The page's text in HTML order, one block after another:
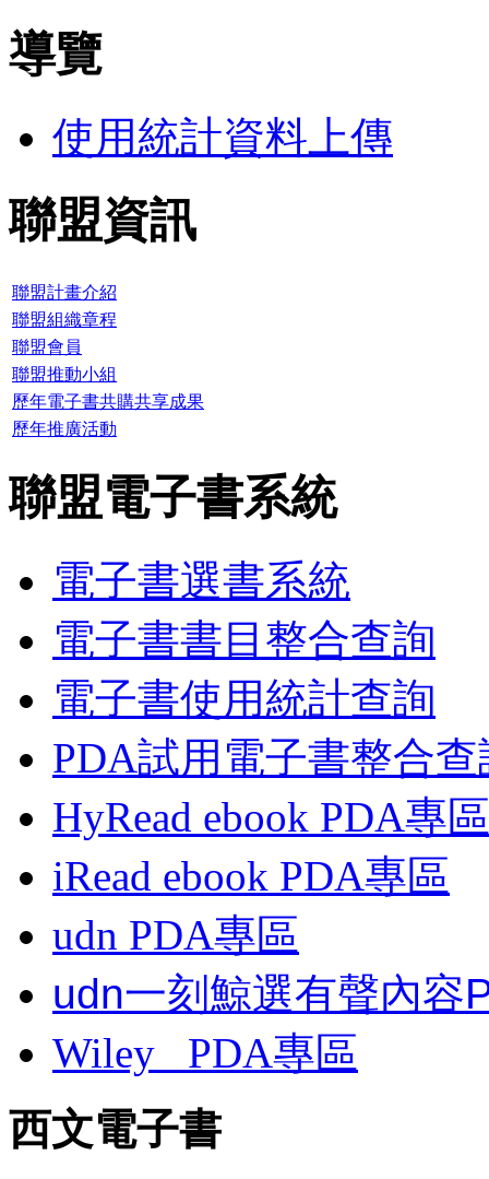
導覽
使用統計資料上傳
聯盟資訊
聯盟計畫介紹
聯盟組織章程
聯盟會員
聯盟推動小組
歷年電子書共購共享成果
歷年推廣活動
聯盟電子書系統
電子書選書系統
電子書書目整合查詢
電子書使用統計查詢
PDA試用電子書整合查
HyRead ebook PDA專區
iRead ebook PDA專區
udn PDA專區
udn一刻鯨選有聲內容
Wiley
PDA專區
西文電子書